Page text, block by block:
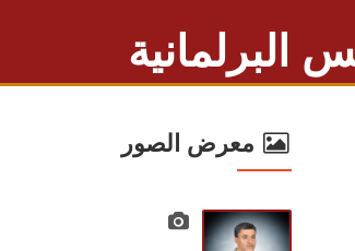
البرلمانية
معرض الصور